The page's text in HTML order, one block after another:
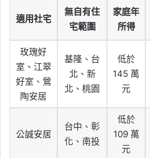
適用社宅
無自有住
宅範圍
家庭年
所得
玫瑰好
室、江翠
好室、鶯
陶安居
基隆、台
北、新
北、桃園
低於
145 萬
元
公誠安居
台中、彰
化、南投
低於
109 萬
元